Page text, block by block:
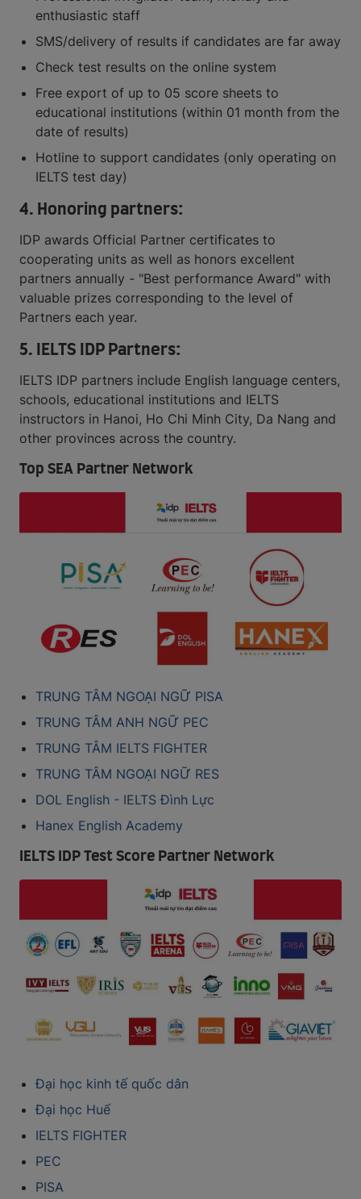
enthusiastic staff
SMS/delivery of results if candidates are far away
Check test results on the online system
Free export of up to 05 score sheets to
educational institutions (within 01 month from the
date of results)
Hotline to support candidates (only operating on
IELTS test day)
4. Honoring partners:
IDP awards Official Partner certificates to
cooperating units as well as honors excellent
partners annually - "Best performance Award" with
valuable prizes corresponding to the level of
Partners each year.
5. IELTS IDP Partners:
IELTS IDP partners include English language centers,
schools, educational institutions and IELTS
instructors in Hanoi, Ho Chi Minh City, Da Nang and
other provinces across the country.
Top SEA Partner Network
TRUNG TÂM NGOẠI NGỮ PISA
TRUNG TÂM ANH NGỮ PEC
TRUNG TÂM IELTS FIGHTER
TRUNG TÂM NGOẠI NGỮ RES
DOL English - IELTS Đình Lực
Hanex English Academy
IELTS IDP Test Score Partner Network
Đại học kinh tế quốc dân
Đại học Huế
IELTS FIGHTER
PEC
PISA